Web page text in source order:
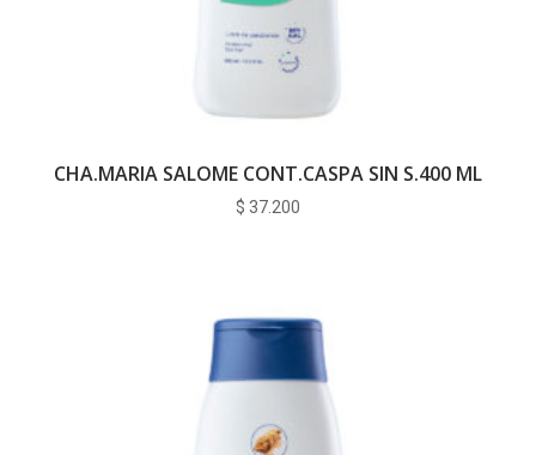
CHA.MARIA SALOME CONT.CASPA SIN S.400 ML
$ 37.200